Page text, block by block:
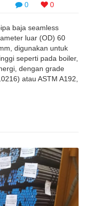
0 0
baja seamless
luar (OD) 60
digunakan untuk
seperti pada boiler,
dengan grade
atau ASTM A192,